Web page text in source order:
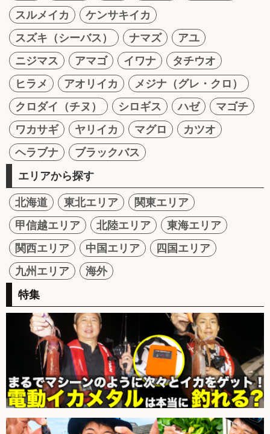
スルメイカ
ケンサキイカ
スズキ（シーバス）
ナマズ
アユ
ニジマス
アマゴ イワナ
タチウオ
ヒラメ
アオリイカ
メジナ（グレ・クロ）
クロダイ（チヌ）
シロギス ハゼ
マゴチ
ワカサギ
ヤリイカ マグロ
カツオ
ヘラブナ
ブラックバス
エリアから探す
北海道 東北エリア
関東エリア
甲信越エリア
北陸エリア
東海エリア
関西エリア
中国エリア
四国エリア
九州エリア
海外
特集